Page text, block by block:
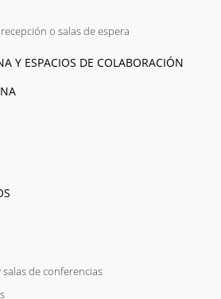
o salas de espera
Y ESPACIOS DE COLABORACIÓN
de conferencias